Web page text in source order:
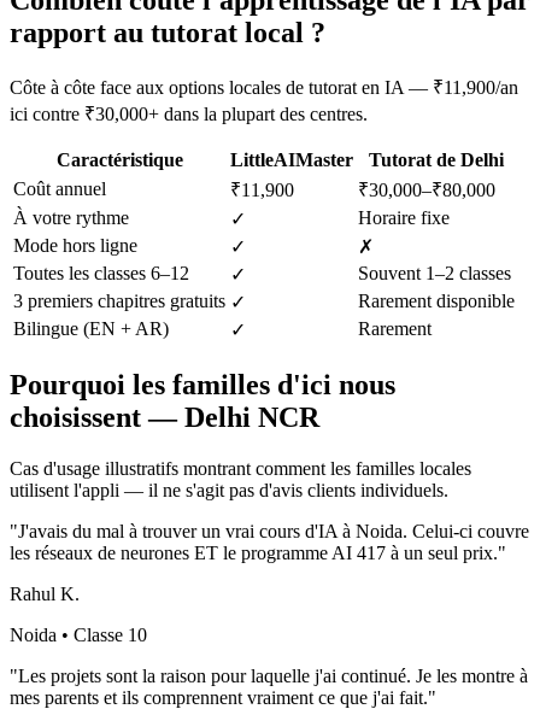
rapport au tutorat local ?
Côte à côte face aux options locales de tutorat en IA — ₹11,900/an
ici contre ₹30,000+ dans la plupart des centres.
Caractéristique LittleAIMaster
Tutorat de Delhi
Coût annuel
₹11,900
₹30,000–₹80,000
À votre rythme
✓
Horaire fixe
Mode hors ligne
✓
✗
Toutes les classes 6–12
✓
Souvent 1–2 classes
3 premiers chapitres gratuits ✓
Rarement disponible
Bilingue (EN + AR)
✓ Rarement
Pourquoi les familles d'ici nous
choisissent—Delhi NCR
Cas d'usage illustratifs montrant comment les familles locales
utilisent l'appli — il ne s'agit pas d'avis clients individuels.
"J'avais du mal à trouver un vrai cours d'IA à Noida. Celui-ci couvre
les réseaux de neurones ET le programme AI 417 à un seul prix."
Rahul K.
Noida • Classe 10
"Les projets sont la raison pour laquelle j'ai continué. Je les montre à
mes parents et ils comprennent vraiment ce que j'ai fait."